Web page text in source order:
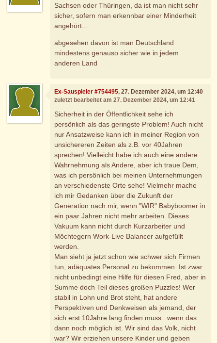
Sachsen oder Thüringen, da ist man nicht sehr
sicher, sofern man erkennbar einer Minderheit
angehört...
abgesehen davon ist man Deutschland
mindestens genauso sicher wie in jedem
anderen Land
Ex-Sauspieler #754495, 27. Dezember 2024, um 12:40
zuletzt bearbeitet am 27. Dezember 2024, um 12:41
Sicherheit in der Öffentlichkeit sehe ich
persönlich als das geringste Problem! Auch nicht
nur Ansatzweise kann ich in meiner Region von
unsichereren Zeiten als z.B. vor 40Jahren
sprechen! Vielleicht habe ich auch eine andere
Wahrnehmung als Andere, aber ich traue Dem,
was ich persönlich bei meinen Unternehmungen
an verschiedenste Orte sehe! Vielmehr mache
ich mir Gedanken über die Zukunft der
Generation nach mir, wenn "WIR" Babyboomer in
ein paar Jahren nicht mehr arbeiten. Dieses
Vakuum kann nicht durch Kurzarbeiter und
Möchtegern Work-Live Balancer aufgefüllt
werden.
Man sieht ja jetzt schon wie schwer sich Firmen
tun, adäquates Personal zu bekommen. Ist zwar
nicht unbedingt eine Hilfe für diesen Fred, aber in
Summe doch Teil dieses großen Puzzles! Wer
stabil in Lohn und Brot steht, hat andere
Perspektiven und Denkweisen als jemand, der
sich erst 10Jahre lang finden muss...wenn das
dann noch möglich ist. Wir sind das Volk, nicht
war? Wir erziehen unsere Kinder und geben